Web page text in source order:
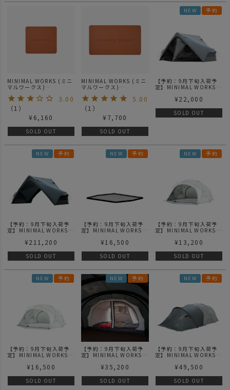
MINIMAL WORKS (ミニ
マルワークス)
ーサムパッド Mサイズ/
テーブルマット
3.00
（1 ）
¥ 6,160
SOLD OUT
MINIMAL WORKS (ミニ
マルワークス)
サムパッド Lサイズ/テー
ブルマット
5.00
（1 ）
¥ 7,700
SOLD OUT
NEW 予約
【予約：9月下旬入荷予
定】MINIMAL WORKS
SUPERPOSITION
TPU DOOR| スーパーポ
ジション MGX600 TPU
¥22,000
SOLD OUT
NEW 予約
【予約：9月下旬入荷予
定】MINIMAL WORKS
SUPERPOSITION
スーパーポジション
MGX600 フォレストチ
¥211,200
SOLD OUT
NEW 予約
【予約：9月下旬入荷予
定】MINIMAL WORKS
SHELTER G AIR
ルターGエアー グランド
シート
¥16,500
SOLD OUT
NEW 予約
【予約：9月下旬入荷予
定】MINIMAL WORKS
SHELTER G AIR MESH
アー MESHドア
¥13,200
SOLD OUT
NEW 予約
【予約：9月下旬入荷予
定】MINIMAL WORKS
SHELTER G AIR TPU
アー TPUドア
¥16,500
SOLD OUT
NEW 予約
【予約：9月下旬入荷予
定】MINIMAL WORKS
SHELTER GM
TENT | シェルターGM
ベスティビュール インナ
¥35,200
SOLD OUT
NEW 予約
【予約：9月下旬入荷予
定】MINIMAL WORKS
SHELTER GM
Charcoal | シェルター
GM ベスティビュール
¥49,500
SOLD OUT